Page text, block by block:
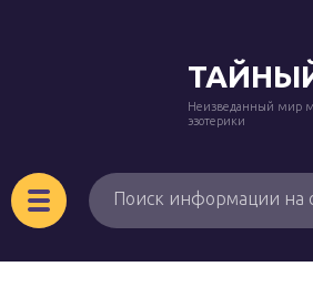
Неизведанный мир
эзотерики